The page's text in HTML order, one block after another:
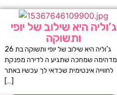
ג’וליה היא שילוב של יופי
ותשוקה
ג’וליה היא שילוב של יופי ותשוקה בת 26
מדהימה שמחכה שתגיע ה לדירה מפנקת
לחווייה אינטימית שכדאי לך עכשיו באתר
[…]